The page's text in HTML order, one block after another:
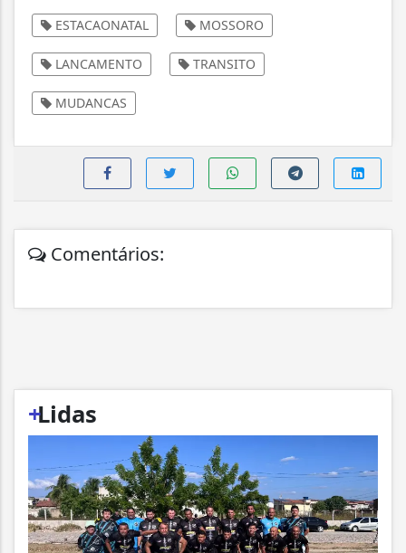
ESTACAONATAL MOSSORO
LANCAMENTO TRANSITO
MUDANCAS
Comentários:
+
Lidas